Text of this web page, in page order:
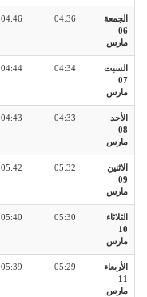
الجمعة
06
مارس
04:36
04:46
السبت
07
مارس
04:34
04:44
الأحد
08
مارس
04:33
04:43
الاثنين
09
مارس
05:32
05:42
الثلاثاء
10
مارس
05:30
05:40
الأربعاء
11
مارس
05:29
05:39